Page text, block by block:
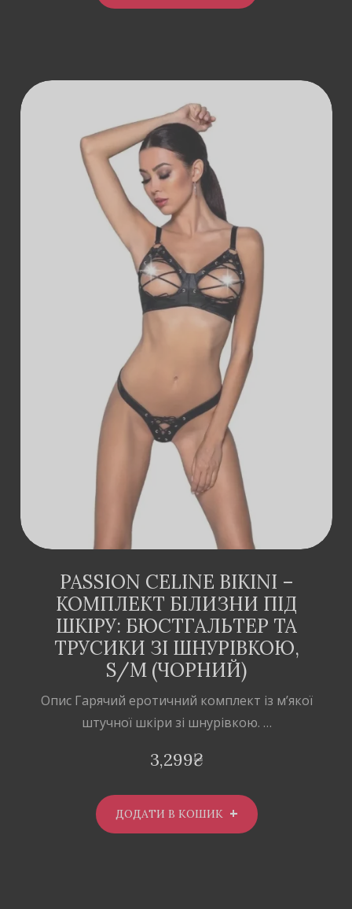
ДОДАТИ В
PASSION CELINE BIKINI –
КОМПЛЕКТ БІЛИЗНИ ПІД
ШКІРУ: БЮСТГАЛЬТЕР ТА
ТРУСИКИ ЗІ ШНУРІВКОЮ,
S/M (ЧОРНИЙ)
Опис Гарячий еротичний комплект із м’якої
штучної шкіри зі шнурівкою. …
3,299₴
ДОДАТИ В КОШИК